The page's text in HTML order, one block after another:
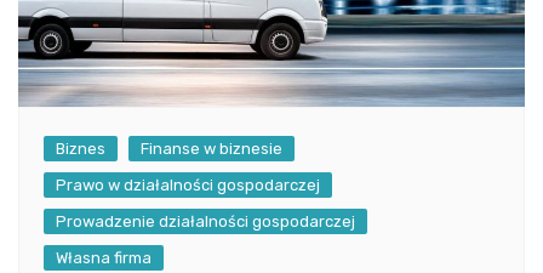
Biznes
Finanse w biznesie
Prawo w działalności gospodarczej
Prowadzenie działalności gospodarczej
Własna firma